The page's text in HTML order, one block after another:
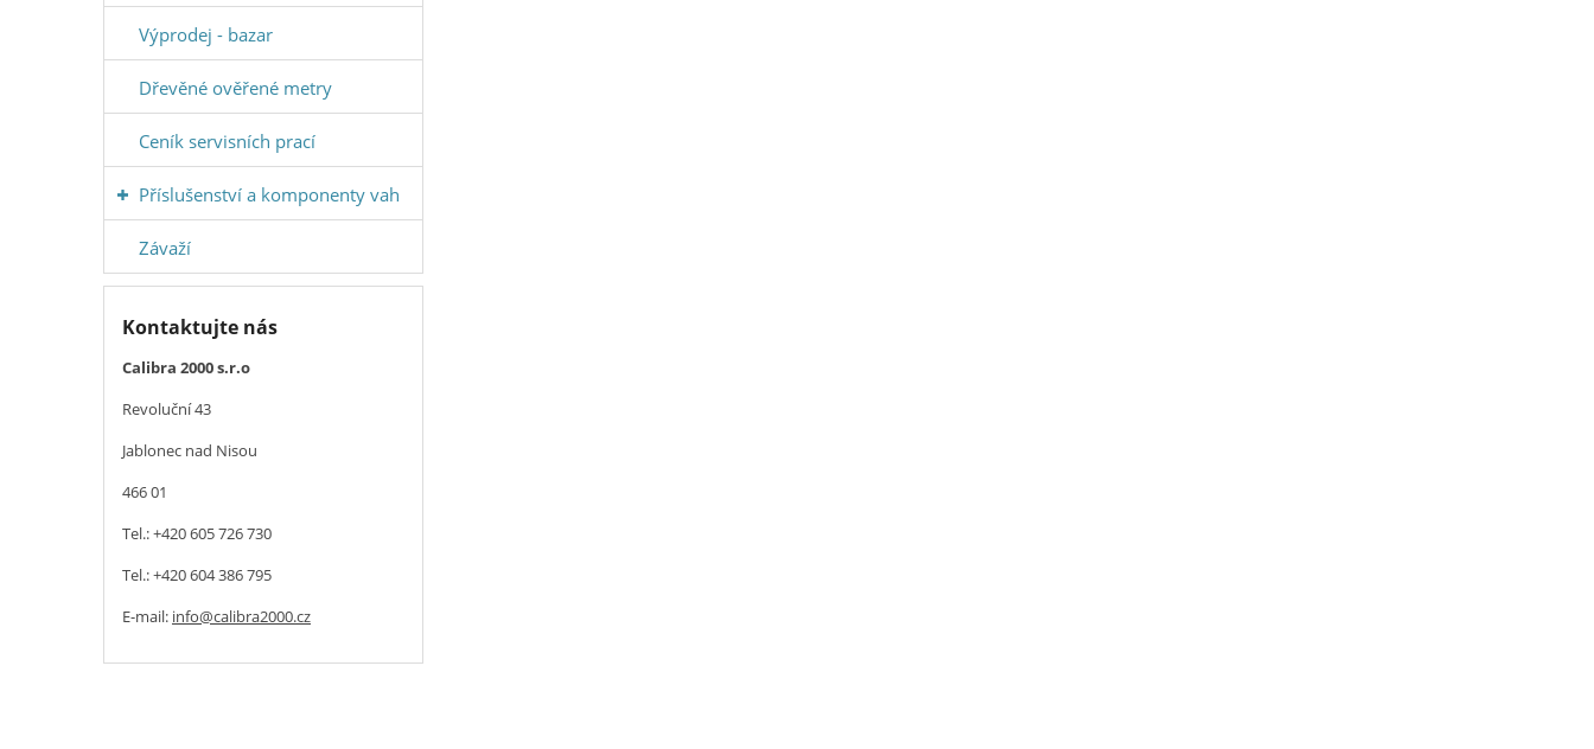
Výprodej - bazar
Dřevěné ověřené metry
Ceník servisních prací
Příslušenství a komponenty vah
Závaží
Kontaktujte nás
Calibra 2000 s.r.o
Revoluční 43
Jablonec nad Nisou
466 01
Tel.: +420 605 726 730
Tel.: +420 604 386 795
E-mail: info@calibra2000.cz